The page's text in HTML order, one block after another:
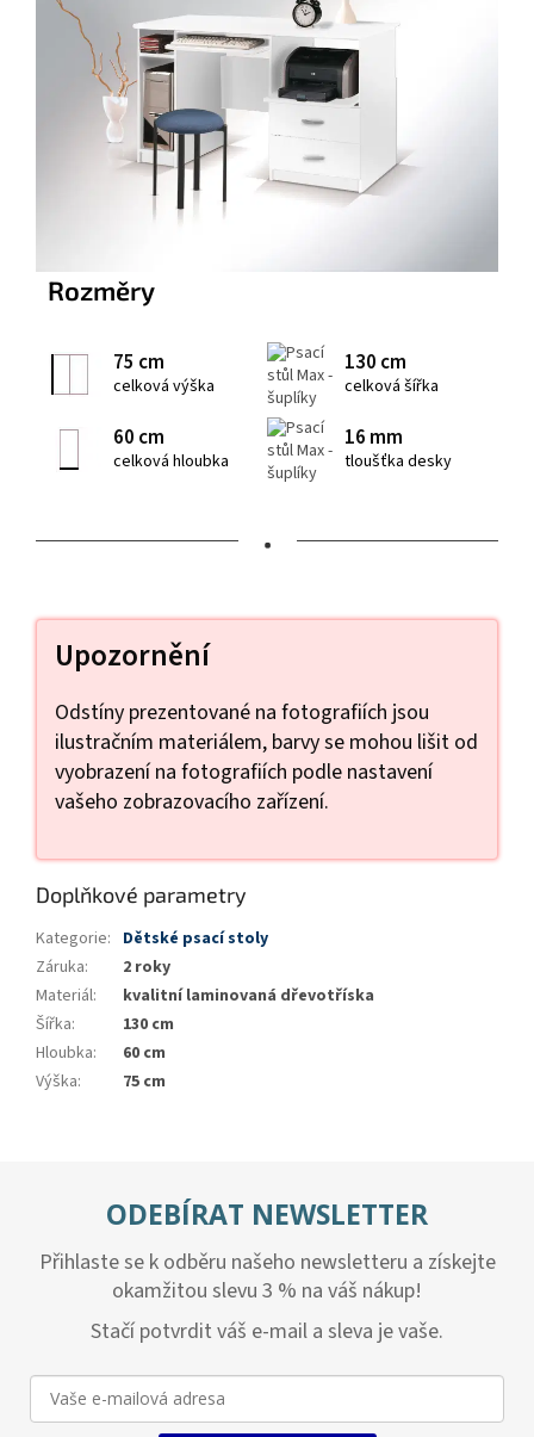
Rozměry
75 cm
celková výška
130 cm
celková šířka
60 cm
celková hloubka
16 mm
tloušťka desky
•
Upozornění
Odstíny prezentované na fotografiích jsou
ilustračním materiálem, barvy se mohou lišit od
vyobrazení na fotografiích podle nastavení
vašeho zobrazovacího zařízení.
Doplňkové parametry
Kategorie: Dětské psací stoly
Záruka:
2 roky
Materiál:
kvalitní laminovaná dřevotříska
Šířka:
130 cm
Hloubka:
60 cm
Výška: 75 cm
ODEBÍRAT NEWSLETTER
Přihlaste se k odběru našeho newsletteru a získejte
okamžitou slevu 3 % na váš nákup!
Stačí potvrdit váš e-mail a sleva je vaše.